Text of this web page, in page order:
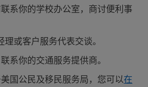
系你的学校办公室，商讨便利事
理或客户服务代表交谈。
联系你的交通服务提供商。
国公民及移民服务局，您可以在